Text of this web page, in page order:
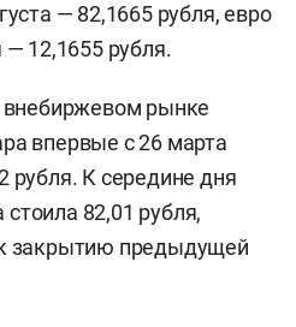
— 82,1665 рубля, евро
12,1655 рубля.
внебиржевом рынке
впервые с 26 марта
рубля. К середине дня
82,01 рубля,
закрытию предыдущей